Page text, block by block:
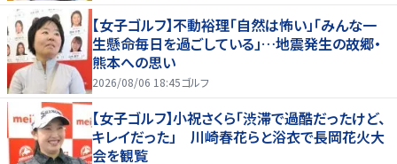
【女子ゴルフ】不動裕理「自然は怖い」「みんな一
生懸命毎日を過ごしている」…地震発生の故郷・
熊本への思い
2026/08/06 18:45ゴルフ
【女子ゴルフ】小祝さくら「渋滞で過酷だったけど、
キレイだった」 川崎春花らと浴衣で長岡花火大
会を観覧